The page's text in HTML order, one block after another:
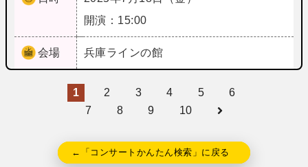
開演：15:00
会場 兵庫ラインの館
1 2 3 4 5
6
7
8 9 10
←「コンサートかんたん検索」に戻る